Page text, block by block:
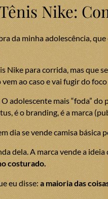
Nike:
da minha adolescência,
Nike para corrida, mas que
ao caso e vai fugir do
O adolescente mais “foda”
é o branding, é a marca
dia se vende camisa
dela. A marca vende a
costurado.
eu disse:a maioria das